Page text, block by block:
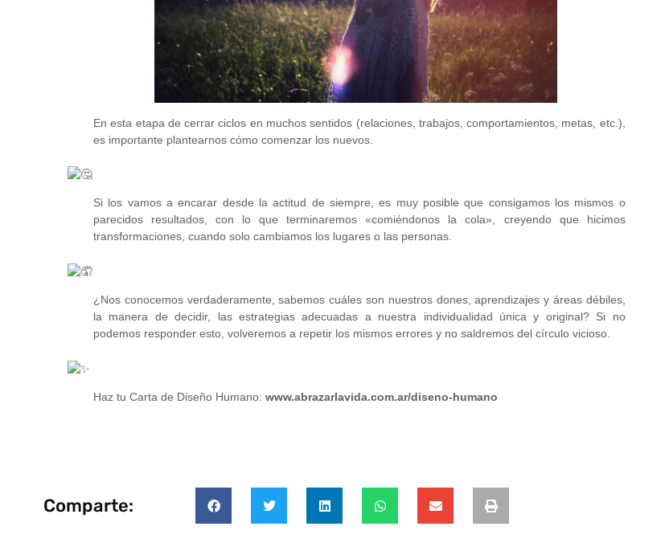
En esta etapa de cerrar ciclos en muchos sentidos (relaciones, trabajos, comportamientos, metas, etc.),
es importante plantearnos cómo comenzar los nuevos.
Si los vamos a encarar desde la actitud de siempre, es muy posible que consigamos los mismos o
parecidos resultados, con lo que terminaremos «comiéndonos la cola», creyendo que hicimos
transformaciones, cuando solo cambiamos los lugares o las personas.
¿Nos conocemos verdaderamente, sabemos cuáles son nuestros dones, aprendizajes y áreas débiles,
la manera de decidir, las estrategias adecuadas a nuestra individualidad única y original? Si no
podemos responder esto, volveremos a repetir los mismos errores y no saldremos del círculo vicioso.
Haz tu Carta de Diseño Humano: www.abrazarlavida.com.ar/diseno-humano
Comparte: